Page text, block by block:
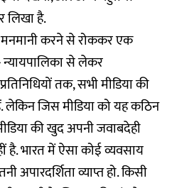
लिखा है.
मनमानी करने से रोककर एक
न्यायपालिका से लेकर
तक, सभी मीडिया की
जिस मीडिया को यह कठिन
की खुद अपनी जवाबदेही
है. भारत में ऐसा कोई व्यवसाय
अपारदर्शिता व्याप्त हो. किसी